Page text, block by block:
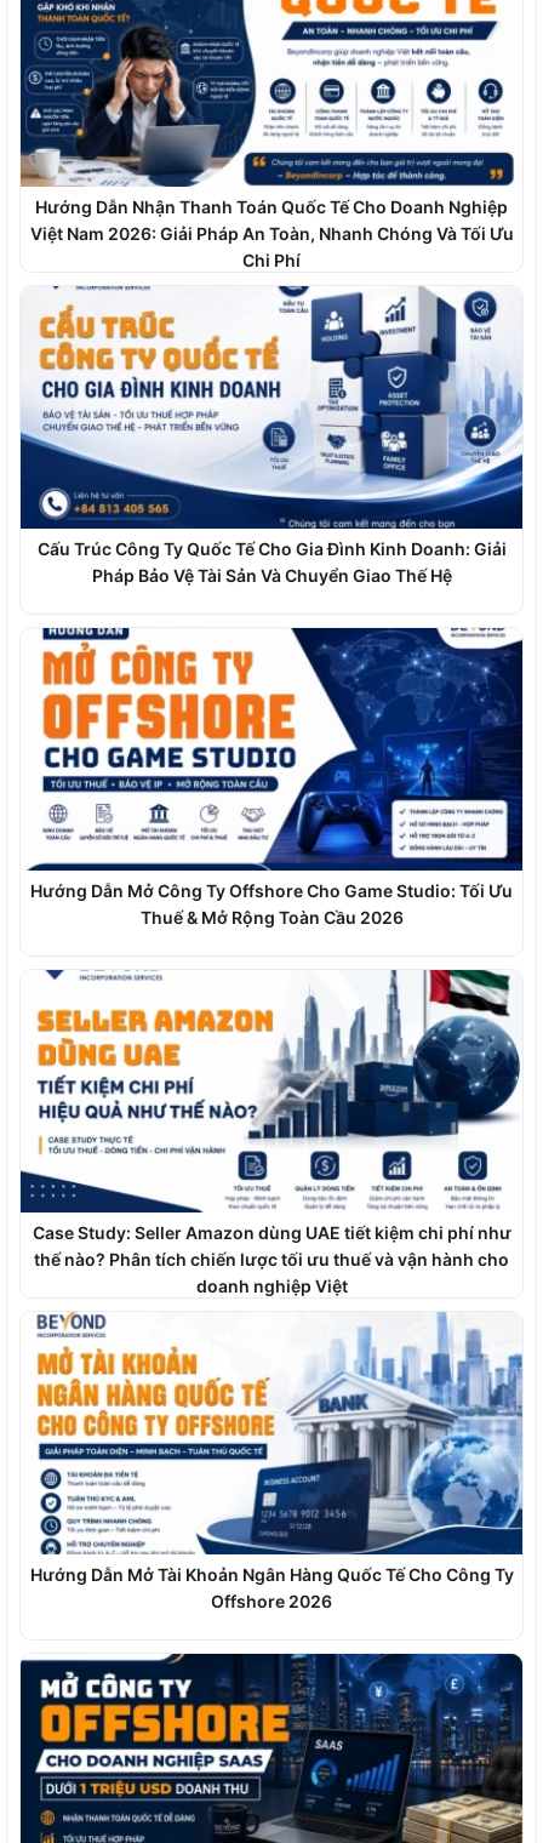
Hướng Dẫn Nhận Thanh Toán Quốc Tế Cho Doanh Nghiệp
Việt Nam 2026: Giải Pháp An Toàn, Nhanh Chóng Và Tối Ưu
Chi Phí
Cấu Trúc Công Ty Quốc Tế Cho Gia Đình Kinh Doanh: Giải
Pháp Bảo Vệ Tài Sản Và Chuyển Giao Thế Hệ
Hướng Dẫn Mở Công Ty Offshore Cho Game Studio: Tối Ưu
Thuế & Mở Rộng Toàn Cầu 2026
Case Study: Seller Amazon dùng UAE tiết kiệm chi phí như
thế nào? Phân tích chiến lược tối ưu thuế và vận hành cho
doanh nghiệp Việt
Hướng Dẫn Mở Tài Khoản Ngân Hàng Quốc Tế Cho Công Ty
Offshore 2026